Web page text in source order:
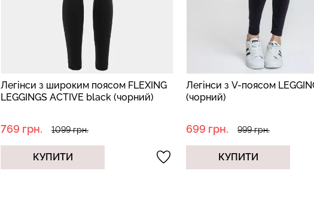
Легінси з V-поясом LEGGINGS FLOW
(чорний)
699 грн. 999 грн.
КУПИТИ
Cпортивні легінси з
швом LEGGINGS SPORT
734 грн. 1049 грн.
КУПИТИ